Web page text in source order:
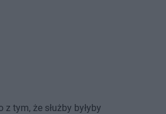
z tym, że służby byłyby